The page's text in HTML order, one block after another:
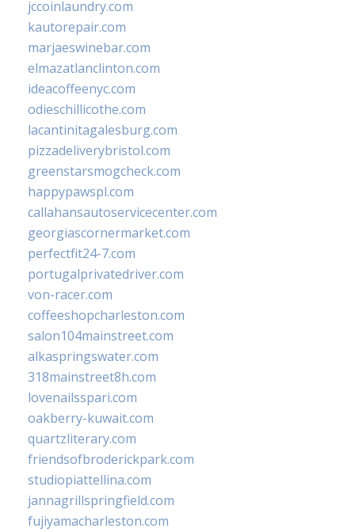
jccoinlaundry.com
kautorepair.com
marjaeswinebar.com
elmazatlanclinton.com
ideacoffeenyc.com
odieschillicothe.com
lacantinitagalesburg.com
pizzadeliverybristol.com
greenstarsmogcheck.com
happypawspl.com
callahansautoservicecenter.com
georgiascornermarket.com
perfectfit24-7.com
portugalprivatedriver.com
von-racer.com
coffeeshopcharleston.com
salon104mainstreet.com
alkaspringswater.com
318mainstreet8h.com
lovenailsspari.com
oakberry-kuwait.com
quartzliterary.com
friendsofbroderickpark.com
studiopiattellina.com
jannagrillspringfield.com
fujiyamacharleston.com